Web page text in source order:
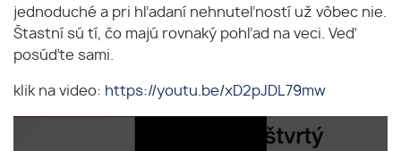
jednoduché a pri hľadaní nehnuteľností už vôbec nie.
Štastní sú tí, čo majú rovnaký pohľad na veci. Veď
posúďte sami.
klik na video: https://youtu.be/xD2pJDL79mw